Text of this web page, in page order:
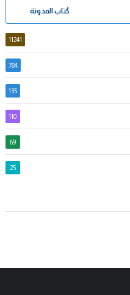
كُتاب المدونة
11241
784
135
110
69
25